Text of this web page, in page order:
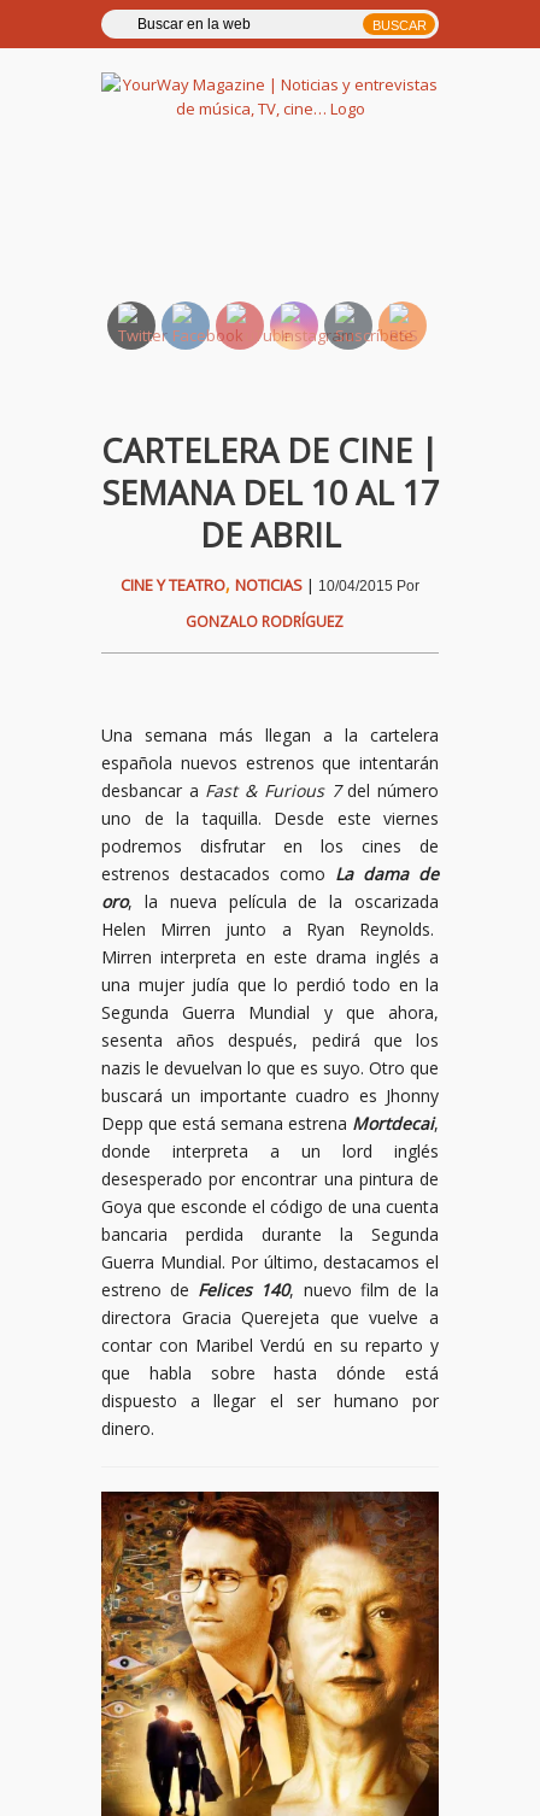
CARTELERA DE CINE |
SEMANA DEL 10 AL 17
DE ABRIL
CINE Y TEATRO, NOTICIAS | 10/04/2015 Por
GONZALO RODRÍGUEZ
Una semana más llegan a la cartelera
española nuevos estrenos que intentarán
desbancar a Fast & Furious 7del número
uno de la taquilla. Desde este viernes
podremos disfrutar en los cines de
estrenos destacados como La dama de
oro, la nueva película de la oscarizada
Helen Mirren junto a Ryan Reynolds.
Mirren interpreta en este drama inglés a
una mujer judía que lo perdió todo en la
Segunda Guerra Mundial y que ahora,
sesenta años después, pedirá que los
nazis le devuelvan lo que es suyo. Otro que
buscará un importante cuadro es Jhonny
Depp que está semana estrena Mortdecai,
donde interpreta a un lord inglés
desesperado por encontrar una pintura de
Goya que esconde el código de una cuenta
bancaria perdida durante la Segunda
Guerra Mundial. Por último, destacamos el
estreno de Felices 140, nuevo film de la
directora Gracia Querejeta que vuelve a
contar con Maribel Verdú en su reparto y
que habla sobre hasta dónde está
dispuesto a llegar el ser humano por
dinero.